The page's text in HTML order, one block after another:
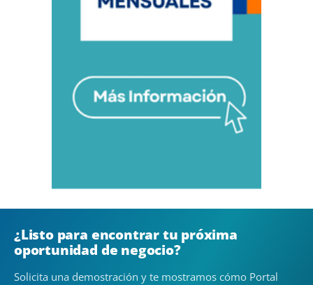
¿Listo para encontrar tu próxima
oportunidad de negocio?
Solicita una demostración y te mostramos cómo Portal